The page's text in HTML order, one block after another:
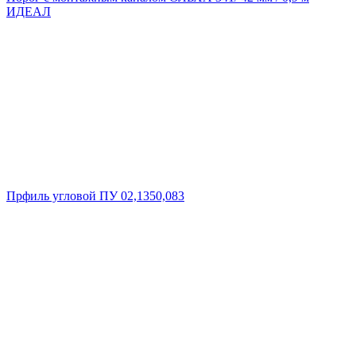
ИДЕАЛ
Прфиль угловой ПУ 02,1350,083